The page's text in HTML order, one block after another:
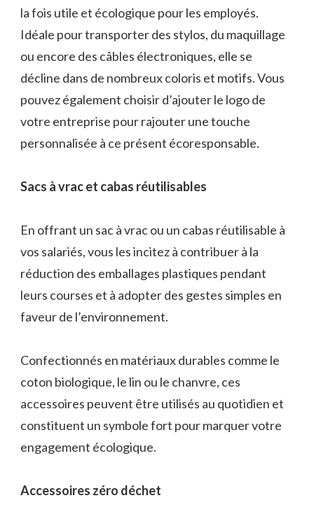
la fois utile et écologique pour les employés.
Idéale pour transporter des stylos, du maquillage
ou encore des câbles électroniques, elle se
décline dans de nombreux coloris et motifs. Vous
pouvez également choisir d’ajouter le logo de
votre entreprise pour rajouter une touche
personnalisée à ce présent écoresponsable.
Sacs à vrac et cabas réutilisables
En offrant un sac à vrac ou un cabas réutilisable à
vos salariés, vous les incitez à contribuer à la
réduction des emballages plastiques pendant
leurs courses et à adopter des gestes simples en
faveur de l’environnement.
Confectionnés en matériaux durables comme le
coton biologique, le lin ou le chanvre, ces
accessoires peuvent être utilisés au quotidien et
constituent un symbole fort pour marquer votre
engagement écologique.
Accessoires zéro déchet